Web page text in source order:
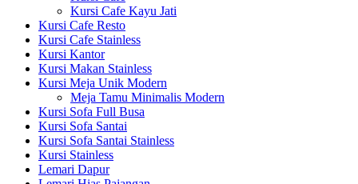
Kursi Cafe Kayu Jati
Kursi Cafe Resto
Kursi Cafe Stainless
Kursi Kantor
Kursi Makan Stainless
Kursi Meja Unik Modern
Meja Tamu Minimalis Modern
Kursi Sofa Full Busa
Kursi Sofa Santai
Kursi Sofa Santai Stainless
Kursi Stainless
Lemari Dapur